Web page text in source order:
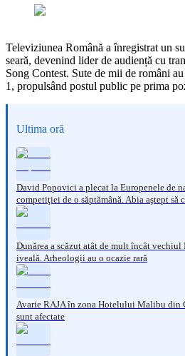
Televiziunea Română a înregistrat un
seară, devenind lider de audiență cu
Song Contest. Sute de mii de români
1, propulsând postul public pe prima
Ultima oră
David Popovici a plecat la Europenele de
competiţiei de o săptămână. Abia aştept să
Dunărea a scăzut atât de mult încât
iveală. Arheologii au o ocazie rară
Avarie RAJA în zona Hotelului Malibu din
sunt afectate